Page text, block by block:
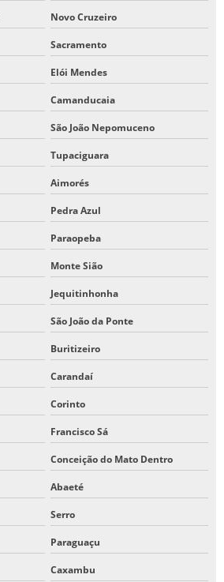
Novo Cruzeiro
Sacramento
Elói Mendes
Camanducaia
São João Nepomuceno
Tupaciguara
Aimorés
Pedra Azul
Paraopeba
Monte Sião
Jequitinhonha
São João da Ponte
Buritizeiro
Carandaí
Corinto
Francisco Sá
Conceição do Mato Dentro
Abaeté
Serro
Paraguaçu
Caxambu